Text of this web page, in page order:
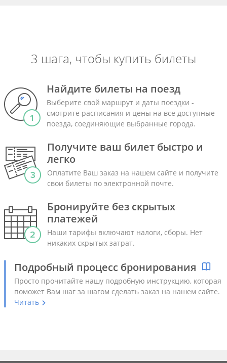
3 шага, чтобы купить билеты
Найдите билеты на поезд
Выберите свой маршрут и даты поездки -
смотрите расписания и цены на все доступные
поезда, соединяющие выбранные города.
Получите ваш билет быстро и
легко
Оплатите Ваш заказ на нашем сайте и получите
свои билеты по электронной почте.
Бронируйте без скрытых
платежей
Наши тарифы включают налоги, сборы. Нет
никаких скрытых затрат.
Подробный процесс бронирования
Просто прочитайте нашу подробную инструкцию, которая
поможет Вам шаг за шагом сделать заказ на нашем сайте.
Читать